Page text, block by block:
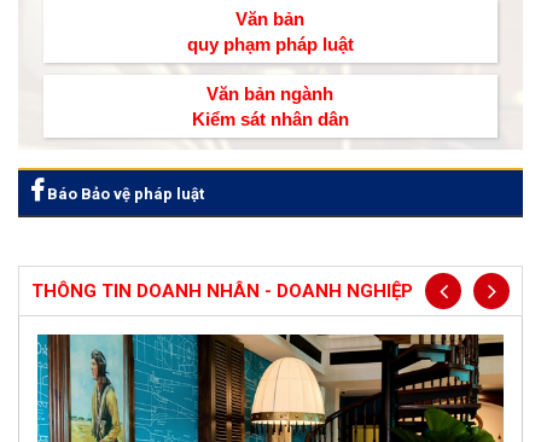
Văn bản
quy phạm pháp luật
Văn bản ngành
Kiểm sát nhân dân
Báo Bảo vệ pháp luật
THÔNG TIN DOANH NHÂN - DOANH NGHIỆP